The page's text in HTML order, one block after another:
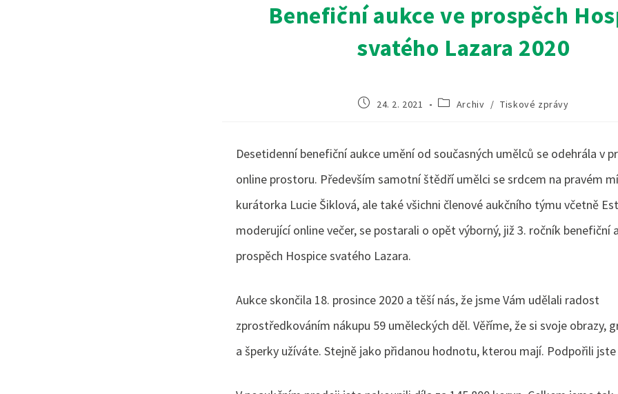
Benefiční aukce ve prospěch
svatého Lazara 2020
24. 2. 2021 Archiv / Tiskové zprávy
Desetidenní benefiční aukce umění od současných umělců se odehrála v
online prostoru. Především samotní štědří umělci se srdcem na pravém
kurátorka Lucie Šiklová, ale také všichni členové aukčního týmu včetně
moderující online večer, se postarali o opět výborný, již 3. ročník benefiční
prospěch Hospice svatého Lazara.
Aukce skončila 18. prosince 2020 a těší nás, že jsme Vám udělali radost
zprostředkováním nákupu 59 uměleckých děl. Věříme, že si svoje obrazy,
a šperky užíváte. Stejně jako přidanou hodnotu, kterou mají. Podpořili